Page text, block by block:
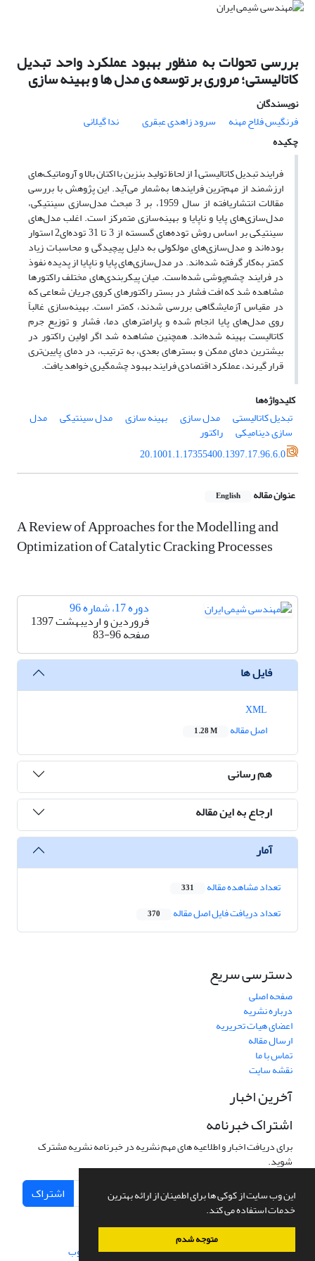
این وب سایت از کوکی ها برای اطمینان از ارائه بهترین
خدمات استفاده می کند.
متوجه شدم
بررسی تحولات به منظور بهبود عملکرد واحد تبدیل
کاتالیستی؛ مروری بر توسعه ی مدل ها و بهینه سازی
نویسندگان
فرنگیس فلاح مهنه
سرود زاهدی عبقری
ندا گیلانی
چکیده
فرایند تبدیل کاتالیستی1 از لحاظ تولید بنزین با اکتان بالا و آروماتیک‌های
ارزشمند از مهم‌ترین فرایندها به‌شمار می‌آید. این پژوهش با بررسی
مقالات انتشاریافته از سال 1959، بر 3 مبحث مدل‌سازی سینتیکی،
مدل‌سازی‌های پایا و ناپایا و بهینه‌سازی متمرکز است. اغلب مدل‌های
سینتیکی بر اساس روش توده‌های گسسته از 3 تا 31 توده‌ای2 استوار
بوده‌اند و مدل‌سازی‌های مولکولی به دلیل پیچیدگی و محاسبات زیاد
کمتر به‌کار گرفته شده‌اند. در مدل‌سازی‌های پایا و ناپایا از پدیده نفوذ
در فرایند چشم‌پوشی شده‌است. میان پیکربندی‌های مختلف راکتورها
مشاهده شد که افت فشار در بستر راکتورهای کروی جریان شعاعی که
در مقیاس آزمایشگاهی بررسی شدند، کمتر است. بهینه‌سازی غالباً
روی مدل‌های پایا انجام شده و پارامترهای دما، فشار و توزیع جرم
کاتالیست بهینه شده‌اند. همچنین مشاهده شد اگر اولین راکتور در
بیشترین دمای ممکن و بسترهای بعدی، به ترتیب، در دمای پایین‌تری
قرار گیرند، عملکرد اقتصادی فرایند بهبود چشمگیری خواهد یافت.
کلیدواژه‌ها
تبدیل کاتالیستی
مدل سازی بهینه سازی مدل سینتیکی مدل
سازی دینامیکی
راکتور
20.1001.1.17355400.1397.17.96.6.0
عنوان مقاله English
A Review of Approaches for the Modelling and
Optimization of Catalytic Cracking Processes
دوره 17، شماره 96
فروردین و اردیبهشت 1397
صفحه83-96
فایل ها
اصل مقاله
1.28 M
هم رسانی
ارجاع به این مقاله
آمار
تعداد مشاهده مقاله 331
تعداد دریافت فایل اصل مقاله 370
دسترسی سریع
صفحه اصلی
درباره نشریه
اعضای هیات تحریریه
ارسال مقاله
تماس با ما
نقشه سایت
آخرین اخبار
اشتراک خبرنامه
برای دریافت اخبار و اطلاعیه های مهم نشریه در خبرنامه نشریه مشترک
شوید.
اشتراک
سامانه مدیریت نشریات علمی.طراحی و پیاده سازی از سیناوب